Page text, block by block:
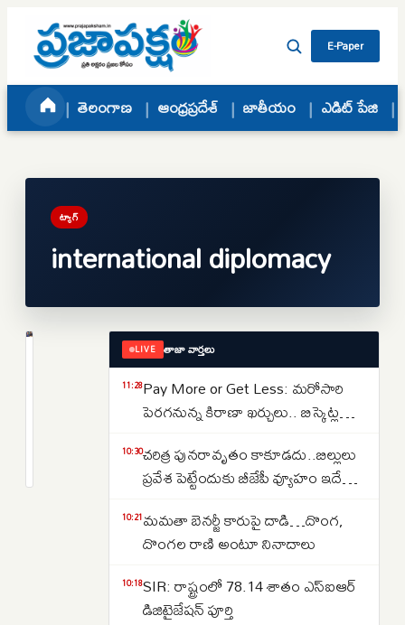
Skip to content
E-Paper
తెలంగాణ ఆంధ్రప్రదేశ్ జాతీయం ఎడిట్ పేజి
ట్యాగ్
international diplomacy
LIVE తాజా వార్తలు
11:28Pay More or Get Less: మరోసారి
పెరగనున్న కిరాణా ఖర్చులు.. బిస్కెట్ల
రెడీ..కారణమేమిటంటే..
10:30చరిత్ర పునరావృతం కాకూడదు..బిల్లులు
ప్రవేశ పెట్టేందుకు బీజేపీ వ్యూహం ఇదే
10:21మమతా బెనర్జీ కారుపై దాడి…దొంగ,
దొంగల రాణి అంటూ నినాదాలు
10:18SIR: రాష్ట్రంలో 78.14 శాతం ఎస్ఐఆర్
డిజిటైజేషన్ పూర్తి